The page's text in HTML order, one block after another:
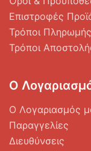
Επιστροφές
Τρόποι Πληρωμής
Τρόποι
Ο
Ο Λογαριασμός
Παραγγελίες
Διευθύνσεις